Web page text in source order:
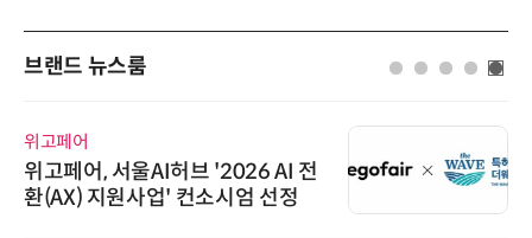
브랜드 뉴스룸
위고페어
위고페어, 서울AI허브 '2026 AI 전
환(AX) 지원사업' 컨소시엄 선정